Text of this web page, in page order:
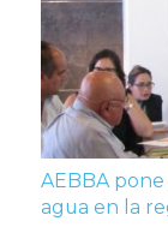
AEBBA
agua en la